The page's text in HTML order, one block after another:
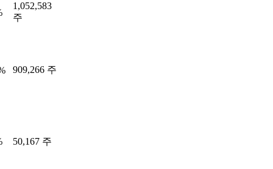
1,052,583
주
909,266 주
50,167 주